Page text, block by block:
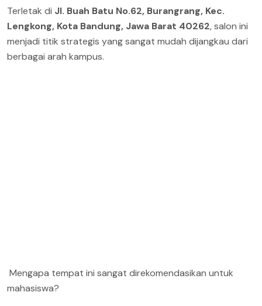
Terletak di Jl. Buah Batu No.62, Burangrang, Kec.
Lengkong, Kota Bandung, Jawa Barat 40262, salon ini
menjadi titik strategis yang sangat mudah dijangkau dari
berbagai arah kampus.
Mengapa tempat ini sangat direkomendasikan untuk
mahasiswa?